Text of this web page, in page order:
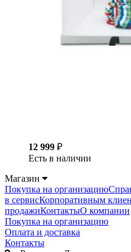
12 999 ₽
Есть в наличии
Магазин
Покупка на организацию
в сервисКорпоративным
продажиКонтактыО компании
Покупка на организацию
Оплата и доставка
Контакты